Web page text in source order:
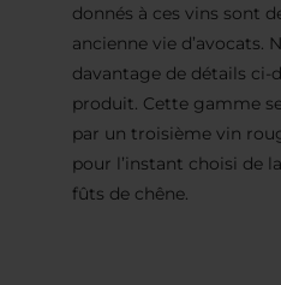
donnés à ces vins sont
ancienne vie d’avocats.
davantage de détails ci-
produit. Cette gamme
par un troisième vin
pour l’instant choisi de
fûts de chêne.